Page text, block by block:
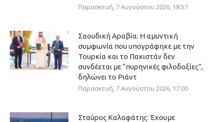
Παρασκευή, 7 Αυγούστου 2026, 18:57
Σαουδική Αραβία: Η αμυντική
συμφωνία που υπογράφηκε με την
Τουρκία και το Πακιστάν δεν
συνδέεται με “πυρηνικές φιλοδοξίες”,
δηλώνει το Ριάντ
Παρασκευή, 7 Αυγούστου 2026, 17:00
Σταύρος Καλαφάτης: Έχουμε